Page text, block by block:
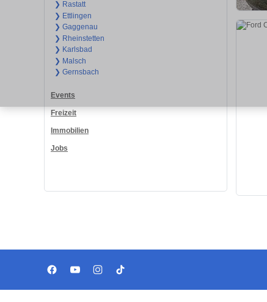
❯ Rastatt
❯ Ettlingen
❯ Gaggenau
❯ Rheinstetten
❯ Karlsbad
❯ Malsch
❯ Gernsbach
Events
Freizeit
Immobilien
Jobs